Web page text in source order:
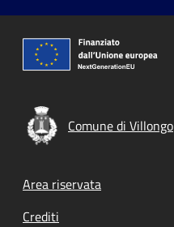
Comune di Villongo
Footer menu
Area riservata
Crediti